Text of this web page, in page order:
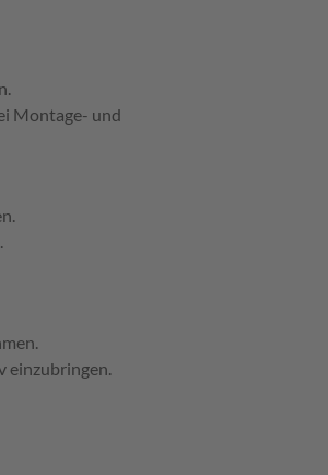
Montage- und
einzubringen.